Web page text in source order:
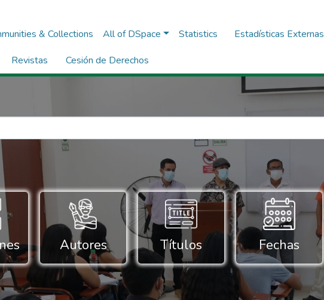
& Collections All of DSpace Statistics Estadísticas Externas
Revistas Cesión de Derechos
Autores Títulos Fechas